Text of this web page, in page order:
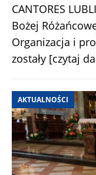
CANTORES
Bożej
Organizacja i
zostały [czytaj
AKTUALNOŚCI